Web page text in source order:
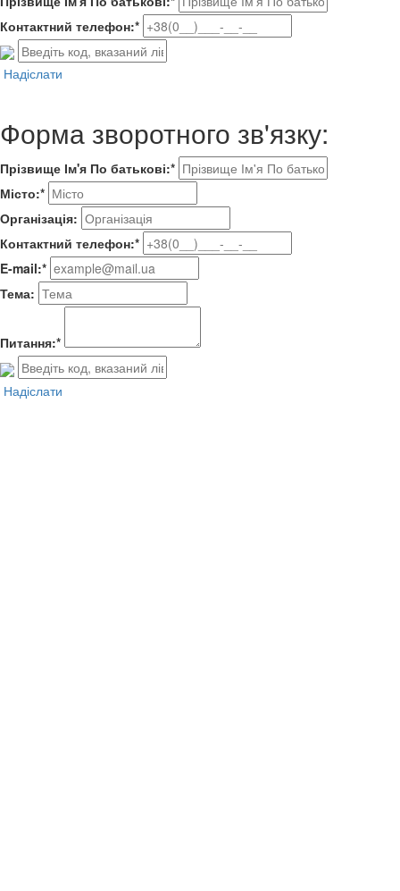
Контактний телефон:*
Надіслати
Форма зворотного зв'язку:
Прізвище Ім'я По батькові:*
Місто:*
Організація:
Контактний телефон:*
E-mail:*
Тема:
Питання:*
Надіслати